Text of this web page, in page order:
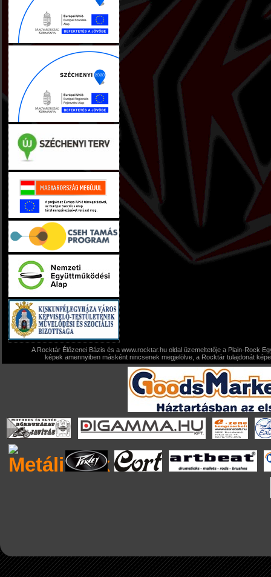
A Rocktár Élőzenei Bázis és a www.rocktar.hu oldal üzemeltetője a Plain-Rock
képek amennyiben másként nincsenek megjelölve, a Rocktár tulajdonát